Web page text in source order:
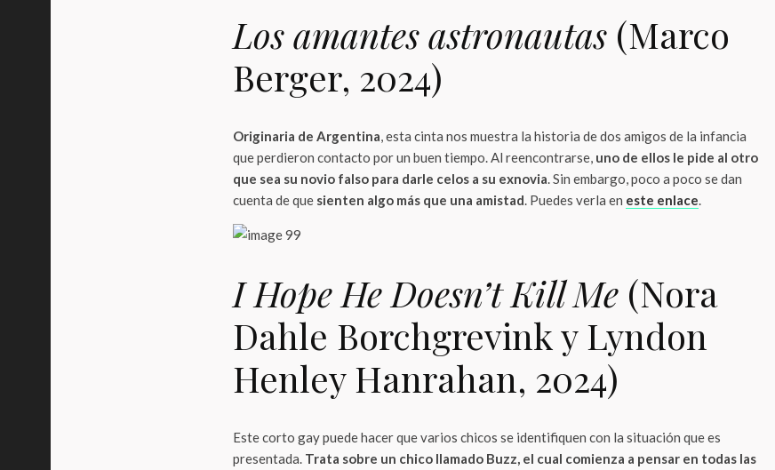
Los amantes astronautas (Marco
Berger, 2024)
Originaria de Argentina, esta cinta nos muestra la historia de dos amigos de la infancia
que perdieron contacto por un buen tiempo. Al reencontrarse, uno de ellos le pide al otro
que sea su novio falso para darle celos a su exnovia. Sin embargo, poco a poco se dan
cuenta de que sienten algo más que una amistad. Puedes verla en este enlace.
I Hope He Doesn’t Kill Me (Nora
Dahle Borchgrevink y Lyndon
Henley Hanrahan, 2024)
Este corto gay puede hacer que varios chicos se identifiquen con la situación que es
presentada. Trata sobre un chico llamado Buzz, el cual comienza a pensar en todas las